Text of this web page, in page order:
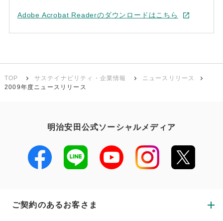
Adobe Acrobat Readerのダウンロードはこちら
TOP サステイナビリティ・企業情報
ニュースリリース
2009年度ニュースリリース
明治安田公式ソーシャルメディア
ご契約のあるお客さま